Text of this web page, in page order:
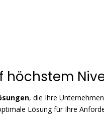
höchstem
, die Ihre
Lösung für Ihre